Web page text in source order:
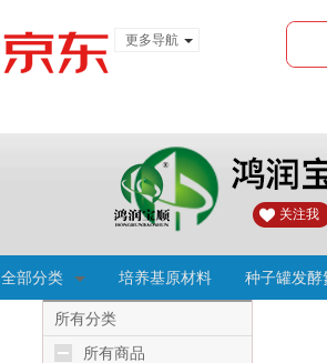
更多导航
关注我
全部分类 培养基原材料 种子罐发酵
所有分类
所有商品